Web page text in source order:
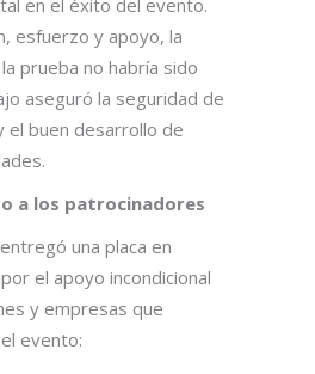
esfuerzo y apoyo, la
prueba no habría sido
aseguró la seguridad de
el buen desarrollo de
a los patrocinadores
una placa en
el apoyo incondicional
y empresas que
evento: